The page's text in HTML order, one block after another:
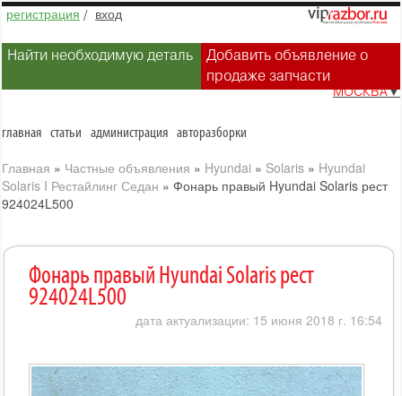
регистрация / вход
Найти необходимую деталь
Добавить объявление о
продаже запчасти
МОСКВА▼
главная статьи администрация авторазборки
Главная » Частные объявления » Hyundai » Solaris » Hyundai
Solaris I Рестайлинг Седан » Фонарь правый Hyundai Solaris рест
924024L500
Фонарь правый Hyundai Solaris рест
924024L500
дата актуализации: 15 июня 2018 г. 16:54